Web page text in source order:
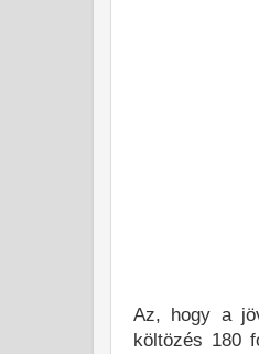
Az, hogy a
költözés 180